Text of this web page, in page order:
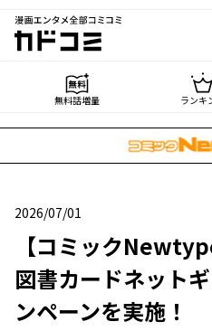
漫画エンタメ全部コミコミ
カドコミ
無料話増量 ランキ
2026/07/01
2026年07月01日
【コミック
図書カードネット
ンペーンを実施！